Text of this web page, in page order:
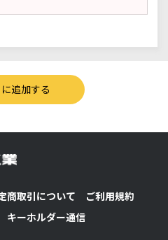
商取引について
ご利用規約
キーホルダー通信